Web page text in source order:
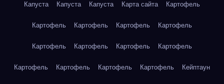
Капуста Капуста Капуста Карта сайта Картофель
Картофель Картофель Картофель Картофель
Картофель Картофель Картофель Картофель
Картофель Картофель Картофель Картофель Кейптаун